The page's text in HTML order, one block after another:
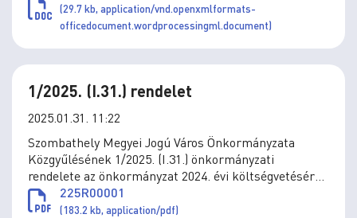
(29.7 kb, application/vnd.openxmlformats-
officedocument.wordprocessingml.document)
1/2025. (I.31.) rendelet
2025.01.31. 11:22
Szombathely Megyei Jogú Város Önkormányzata
Közgyűlésének 1/2025. (I.31.) önkormányzati
rendelete az önkormányzat 2024. évi költségvetéséről
szóló 8/2024. (III.5.) önkormányzati rendelet
módosításáról
225R00001
(183.2 kb, application/pdf)